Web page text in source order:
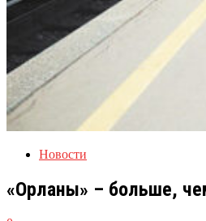
Новости
«Орланы» – больше,